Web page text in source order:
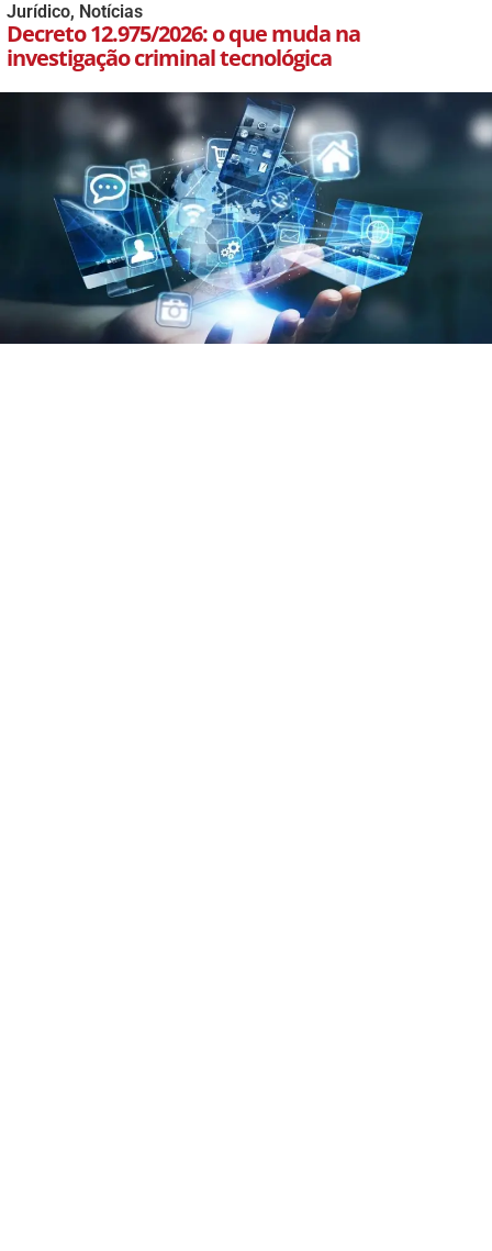
Jurídico, Notícias
Decreto 12.975/2026: o que muda na
investigação criminal tecnológica